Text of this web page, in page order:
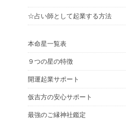
☆占い師として起業する方法
本命星一覧表
９つの星の特徴
開運起業サポート
仮吉方の安心サポート
最強のご縁神社鑑定